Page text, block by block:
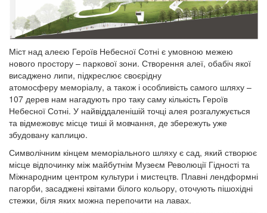
Міст над алеєю Героїв Небесної Сотні є умовною межею
нового простору – паркової зони. Створення алеї, обабіч якої
висаджено липи, підкреслює своєрідну
атомосферу меморіалу, а також і особливість самого шляху –
107 дерев нам нагадують про таку саму кількість Героїв
Небесної Сотні. У найвіддаленішій точці алея розгалужується
та відмежовує місце тиші й мовчання, де збережуть уже
збудовану каплицю.
Символічним кінцем меморіального шляху є сад, який створює
місце відпочинку між майбутнім Музеєм Революції Гідності та
Міжнародним центром культури і мистецтв. Плавні лендформні
пагорби, засаджені квітами білого кольору, оточують пішохідні
стежки, біля яких можна перепочити на лавах.